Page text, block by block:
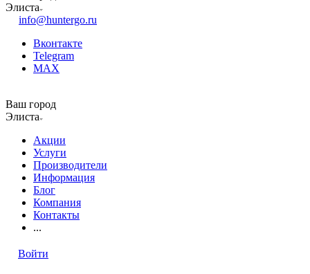
Элиста
info@huntergo.ru
Вконтакте
Telegram
MAX
Ваш город
Элиста
Акции
Услуги
Производители
Информация
Блог
Компания
Контакты
...
Войти